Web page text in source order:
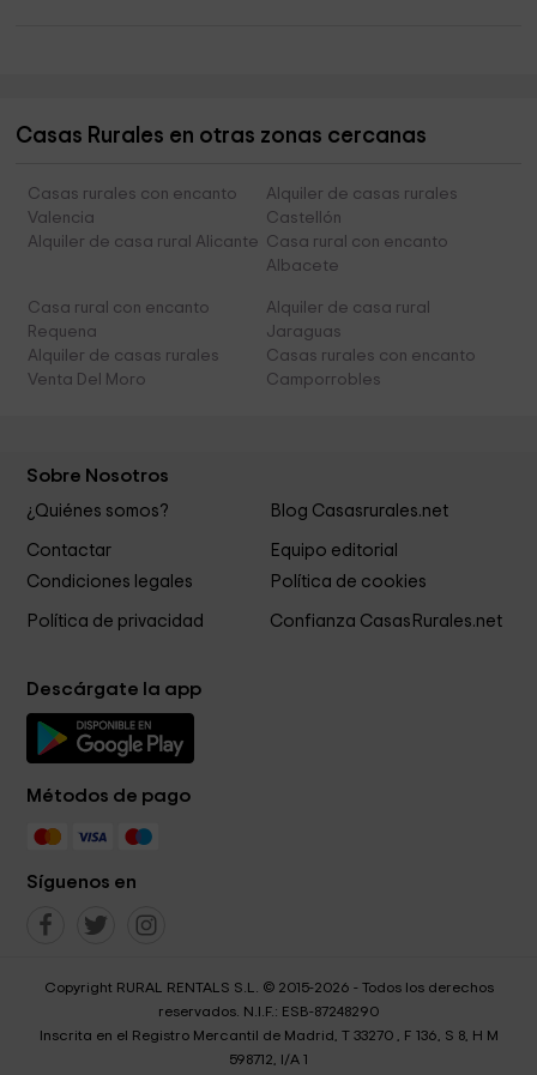
Casas Rurales en otras zonas cercanas
Casas rurales con encanto
Valencia
Alquiler de casas rurales
Castellón
Alquiler de casa rural Alicante Casa rural con encanto
Albacete
Casa rural con encanto
Requena
Alquiler de casa rural
Jaraguas
Alquiler de casas rurales
Venta Del Moro
Casas rurales con encanto
Camporrobles
Sobre Nosotros
¿Quiénes somos? Blog Casasrurales.net
Contactar
Equipo editorial
Condiciones legales
Política de cookies
Política de privacidad Confianza CasasRurales.net
Descárgate la app
Métodos de pago
Síguenos en
Copyright RURAL RENTALS S.L. © 2015-2026 - Todos los derechos
reservados. N.I.F.: ESB-87248290
Inscrita en el Registro Mercantil de Madrid, T 33270 , F 136, S 8, H M
598712, I/A 1